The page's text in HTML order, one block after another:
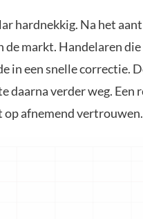
hardnekkig. Na het
markt. Handelaren
in een snelle correctie.
daarna verder weg. Een
op afnemend vertrouwen.